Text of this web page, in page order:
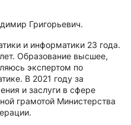
Григорьевич.
и информатики 23 года.
Образование высшее,
экспертом по
В 2021 году за
и заслуги в сфере
грамотой Министерства